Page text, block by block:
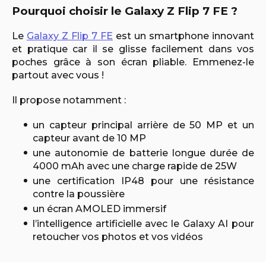
Pourquoi choisir le Galaxy Z Flip 7 FE ?
Le Galaxy Z Flip 7 FE est un smartphone innovant
et pratique car il se glisse facilement dans vos
poches grâce à son écran pliable. Emmenez-le
partout avec vous !
Il propose notamment :
un capteur principal arrière de 50 MP et un
capteur avant de 10 MP
une autonomie de batterie longue durée de
4000 mAh avec une charge rapide de 25W
une certification IP48 pour une résistance
contre la poussière
un écran AMOLED immersif
l’intelligence artificielle avec le Galaxy AI pour
retoucher vos photos et vos vidéos